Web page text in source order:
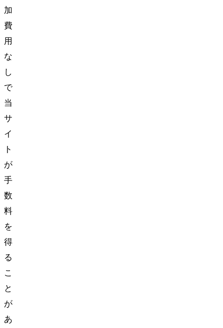
加
費
用
な
し
で
当
サ
イ
ト
が
手
数
料
を
得
る
こ
と
が
あ